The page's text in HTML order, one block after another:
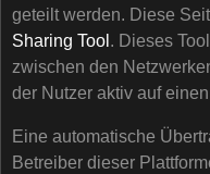
geteilt werden. Diese
Sharing Tool . Dieses
zwischen den
der Nutzer aktiv auf
Eine automatische
Betreiber dieser